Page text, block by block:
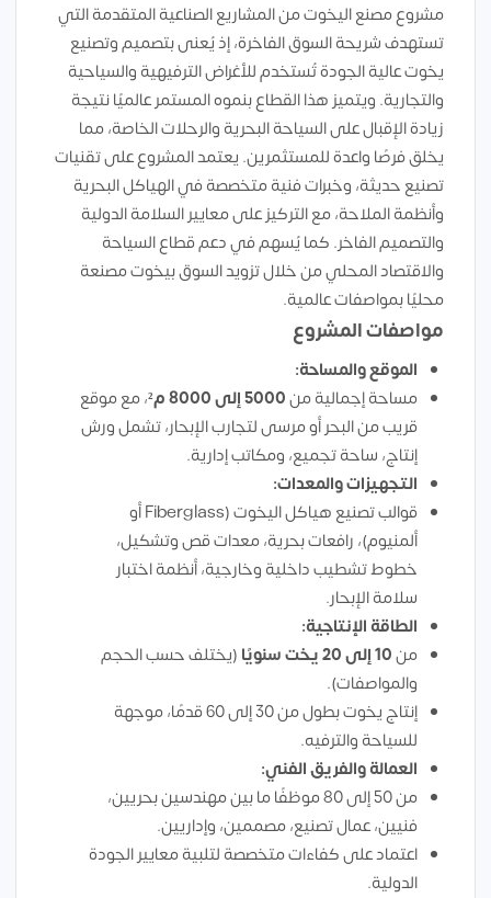
مشروع مصنع اليخوت من المشاريع الصناعية المتقدمة التي
تستهدف شريحة السوق الفاخرة، إذ يُعنى بتصميم وتصنيع
يخوت عالية الجودة تُستخدم للأغراض الترفيهية والسياحية
والتجارية. ويتميز هذا القطاع بنموه المستمر عالميًا نتيجة
زيادة الإقبال على السياحة البحرية والرحلات الخاصة، مما
يخلق فرصًا واعدة للمستثمرين. يعتمد المشروع على تقنيات
تصنيع حديثة، وخبرات فنية متخصصة في الهياكل البحرية
وأنظمة الملاحة، مع التركيز على معايير السلامة الدولية
والتصميم الفاخر. كما يُسهم في دعم قطاع السياحة
والاقتصاد المحلي من خلال تزويد السوق بيخوت مصنعة
محليًا بمواصفات عالمية.
مواصفات المشروع
الموقع والمساحة:
مساحة إجمالية من5000 إلى 8000 م²
، مع موقع
قريب من البحر أو مرسى لتجارب الإبحار، تشمل ورش
إنتاج، ساحة تجميع، ومكاتب إدارية.
التجهيزات والمعدات:
قوالب تصنيع هياكل اليخوت (Fiberglass أو
ألمنيوم)، رافعات بحرية، معدات قص وتشكيل،
خطوط تشطيب داخلية وخارجية، أنظمة اختبار
سلامة الإبحار.
الطاقة الإنتاجية:
من10 إلى 20 يخت سنويًا
(يختلف حسب الحجم
والمواصفات).
إنتاج يخوت بطول من 30 إلى 60 قدمًا، موجهة
للسياحة والترفيه.
العمالة والفريق الفني:
من 50 إلى 80 موظفًا ما بين مهندسين بحريين،
فنيين، عمال تصنيع، مصممين، وإداريين.
اعتماد على كفاءات متخصصة لتلبية معايير الجودة
الدولية.